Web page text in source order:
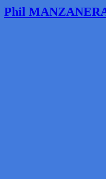
Phil